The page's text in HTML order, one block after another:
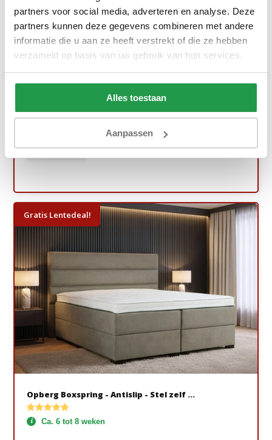
partners voor social media, adverteren en analyse. Deze
partners kunnen deze gegevens combineren met andere
informatie die u aan ze heeft verstrekt of die ze hebben
verzameld op basis van uw gebruik van hun services.
Alles toestaan
Aanpassen
1.099,- 669,-
Bekijken
Gratis Lentedeal!
Opberg Boxspring - Antislip - Stel zelf ...
Ca. 6 tot 8 weken